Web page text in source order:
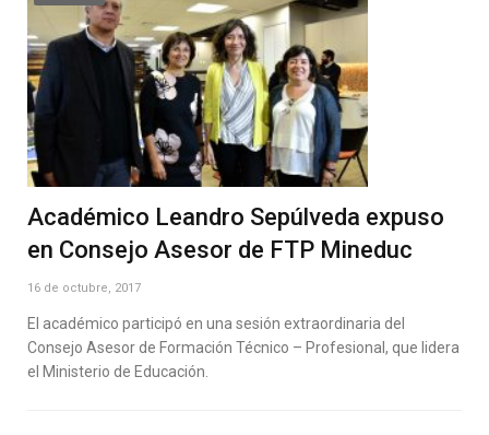
Académico Leandro Sepúlveda expuso
en Consejo Asesor de FTP Mineduc
16 de octubre, 2017
El académico participó en una sesión extraordinaria del
Consejo Asesor de Formación Técnico – Profesional, que lidera
el Ministerio de Educación.